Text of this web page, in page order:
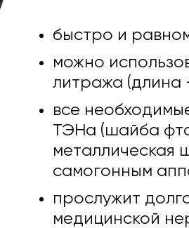
быстро и
можно
литража (длина
все
ТЭНа (шайба
металлическая
самогонным
прослужит
медицинской